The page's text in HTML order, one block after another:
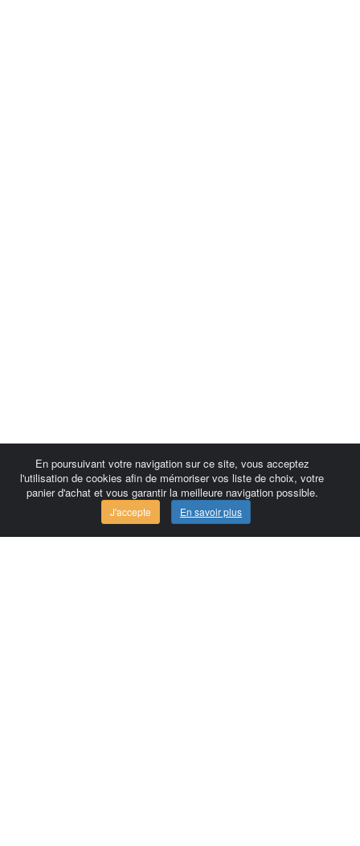
En poursuivant votre navigation sur ce site, vous acceptez
l'utilisation de cookies afin de mémoriser vos liste de choix, votre
panier d'achat et vous garantir la meilleure navigation possible.
J'accepte En savoir plus